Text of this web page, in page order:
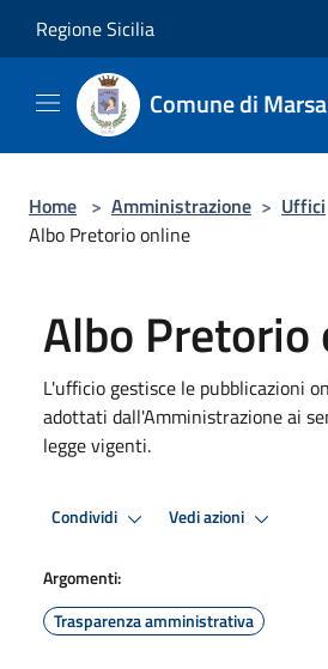
Regione Sicilia
Comune di
Home > Amministrazione > Uffici
Albo Pretorio online
Albo Pretorio
L'ufficio gestisce le pubblicazioni
adottati dall'Amministrazione ai
legge vigenti.
Condividi Vedi azioni
Argomenti:
Trasparenza amministrativa